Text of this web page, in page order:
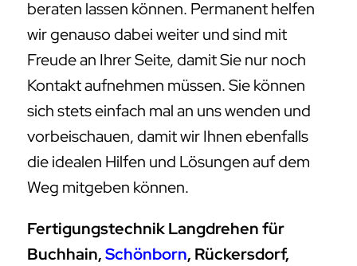
beraten lassen können. Permanent helfen
wir genauso dabei weiter und sind mit
Freude an Ihrer Seite, damit Sie nur noch
Kontakt aufnehmen müssen. Sie können
sich stets einfach mal an uns wenden und
vorbeischauen, damit wir Ihnen ebenfalls
die idealen Hilfen und Lösungen auf dem
Weg mitgeben können.
Fertigungstechnik Langdrehen für
Buchhain,Schönborn, Rückersdorf,